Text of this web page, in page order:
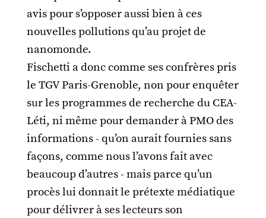
avis pour s’opposer aussi bien à ces
nouvelles pollutions qu’au projet de
nanomonde.
Fischetti a donc comme ses confrères pris
le TGV Paris-Grenoble, non pour enquêter
sur les programmes de recherche du CEA-
Léti, ni même pour demander à PMO des
informations - qu’on aurait fournies sans
façons, comme nous l’avons fait avec
beaucoup d’autres - mais parce qu’un
procès lui donnait le prétexte médiatique
pour délivrer à ses lecteurs son